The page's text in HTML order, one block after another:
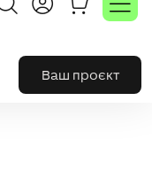
Ваш проєкт